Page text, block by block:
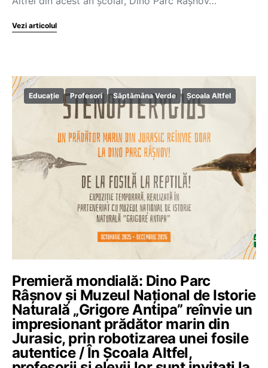
Vezi articolul
Educație Profesori Săptămâna Verde Școala Altfel
Premieră mondială: Dino Parc
Râșnov și Muzeul Național de Istorie
Naturală „Grigore Antipa” reînvie un
impresionant prădător marin din
Jurasic, prin robotizarea unei fosile
autentice / În Școala Altfel,